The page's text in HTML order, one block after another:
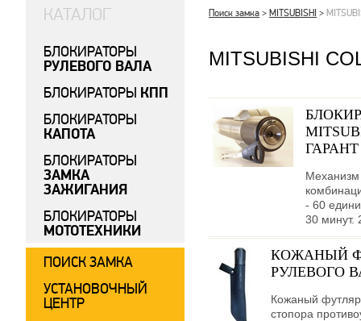
Поиск замка > MITSUBISHI >
MITSUBISHI
Механизм
- 60
30 минут.
КОЖАНЫЙ
РУЛЕВОГО
Кожаный
стопора
КАТАЛОГ
БЛОКИРАТОРЫ
РУЛЕВОГО ВАЛА
БЛОКИРАТОРЫ КПП
БЛОКИРАТОРЫ
КАПОТА
БЛОКИРАТОРЫ
ЗАМКА
ЗАЖИГАНИЯ
БЛОКИРАТОРЫ
МОТОТЕХНИКИ
ПОИСК ЗАМКА
УСТАНОВОЧНЫЙ
ЦЕНТР